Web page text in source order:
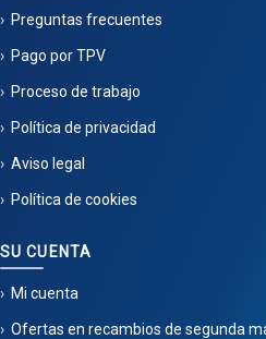
Preguntas frecuentes
Pago por TPV
Proceso de trabajo
Política de privacidad
Aviso legal
Política de cookies
SU CUENTA
Mi cuenta
Ofertas en recambios de segunda